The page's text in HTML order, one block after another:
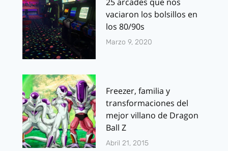
vaciaron los bolsillos en
los 80/90s
Marzo 9, 2020
Freezer, familia y
transformaciones del
mejor villano de Dragon
Ball Z
Abril 21, 2015